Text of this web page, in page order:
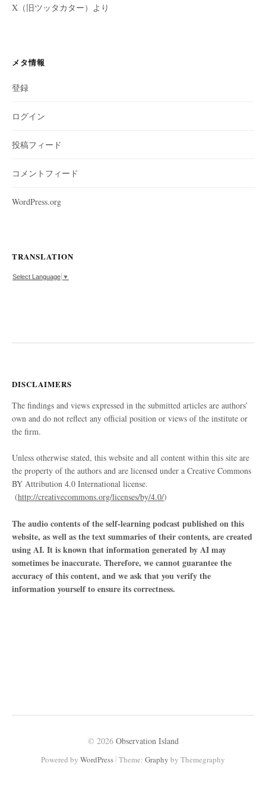
X（旧ツッタカター）より
メタ情報
登録
ログイン
投稿フィード
コメントフィード
WordPress.org
TRANSLATION
Select Language ▼
DISCLAIMERS
The findings and views expressed in the submitted articles are authors’
own and do not reflect any official position or views of the institute or
the firm.
Unless otherwise stated, this website and all content within this site are
the property of the authors and are licensed under a Creative Commons
BY Attribution 4.0 International license.
(http://creativecommons.org/licenses/by/4.0/)
The audio contents of the self-learning podcast published on this
website, as well as the text summaries of their contents, are created
using AI. It is known that information generated by AI may
sometimes be inaccurate. Therefore, we cannot guarantee the
accuracy of this content, and we ask that you verify the
information yourself to ensure its correctness.
© 2026 Observation Island
Powered by WordPress | Theme: Graphy by Themegraphy